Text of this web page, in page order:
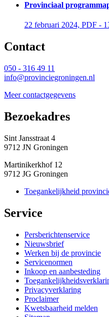
Provinciaal
22 februari 2024, PDF -
Contact
050 - 316 49 11
info@provinciegroningen.nl
Meer contactgegevens
Bezoekadres
Sint Jansstraat 4
9712 JN Groningen
Martinikerkhof 12
9712 JG Groningen
Toegankelijkheid
Service
Persberichtenservice
Nieuwsbrief
Werken bij de provincie
Servicenormen
Inkoop en aanbesteding
Privacyverklaring
Proclaimer
Kwetsbaarheid melden